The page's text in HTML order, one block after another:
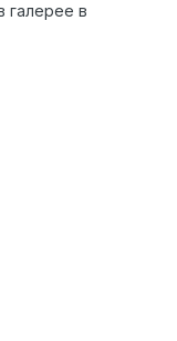
галерее в